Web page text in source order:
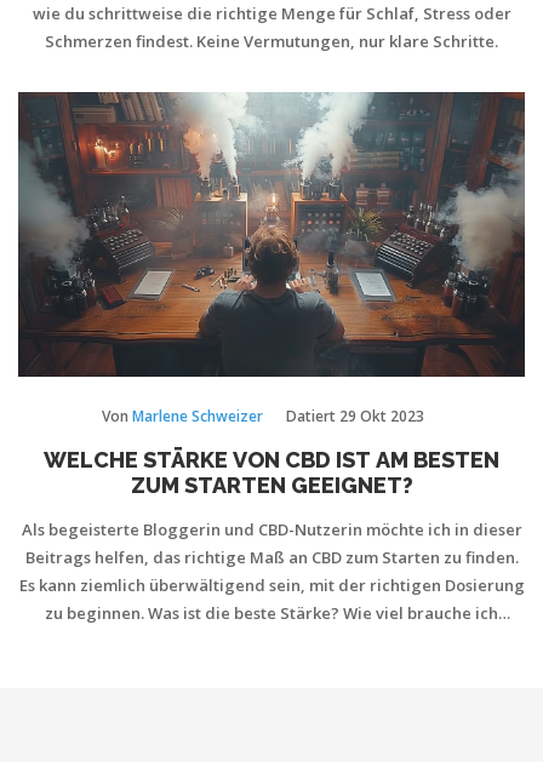
wie du schrittweise die richtige Menge für Schlaf, Stress oder
Schmerzen findest. Keine Vermutungen, nur klare Schritte.
Von Marlene Schweizer Datiert 29 Okt 2023
WELCHE STÄRKE VON CBD IST AM BESTEN
ZUM STARTEN GEEIGNET?
Als begeisterte Bloggerin und CBD-Nutzerin möchte ich in dieser
Beitrags helfen, das richtige Maß an CBD zum Starten zu finden.
Es kann ziemlich überwältigend sein, mit der richtigen Dosierung
zu beginnen. Was ist die beste Stärke? Wie viel brauche ich